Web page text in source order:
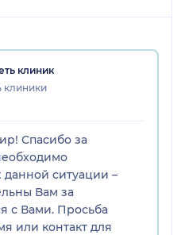
клиник
клиники
Спасибо за
данной ситуации –
Вам за
с Вами. Просьба
или контакт для